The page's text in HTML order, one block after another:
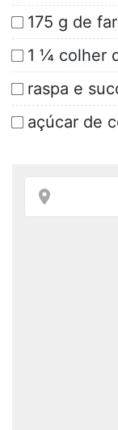
175 g de
1 ¼ colher
raspa e
açúcar de